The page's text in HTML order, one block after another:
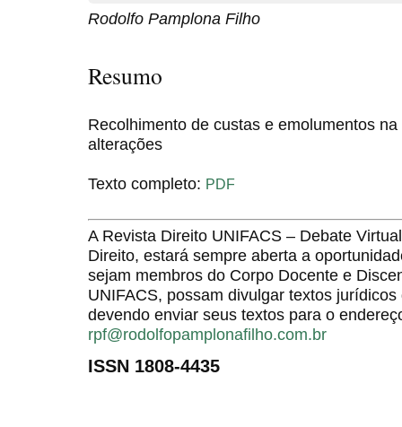
Rodolfo Pamplona Filho
Resumo
Recolhimento de custas e emolumentos
alterações
Texto completo: PDF
A Revista Direito UNIFACS – Debate
Direito, estará sempre aberta a
sejam membros do Corpo Docente e
UNIFACS, possam divulgar textos
devendo enviar seus textos para o
rpf@rodolfopamplonafilho.com.br
ISSN 1808-4435